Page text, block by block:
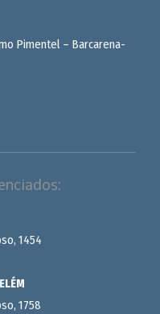
Pimentel – Barcarena-
1454
1758